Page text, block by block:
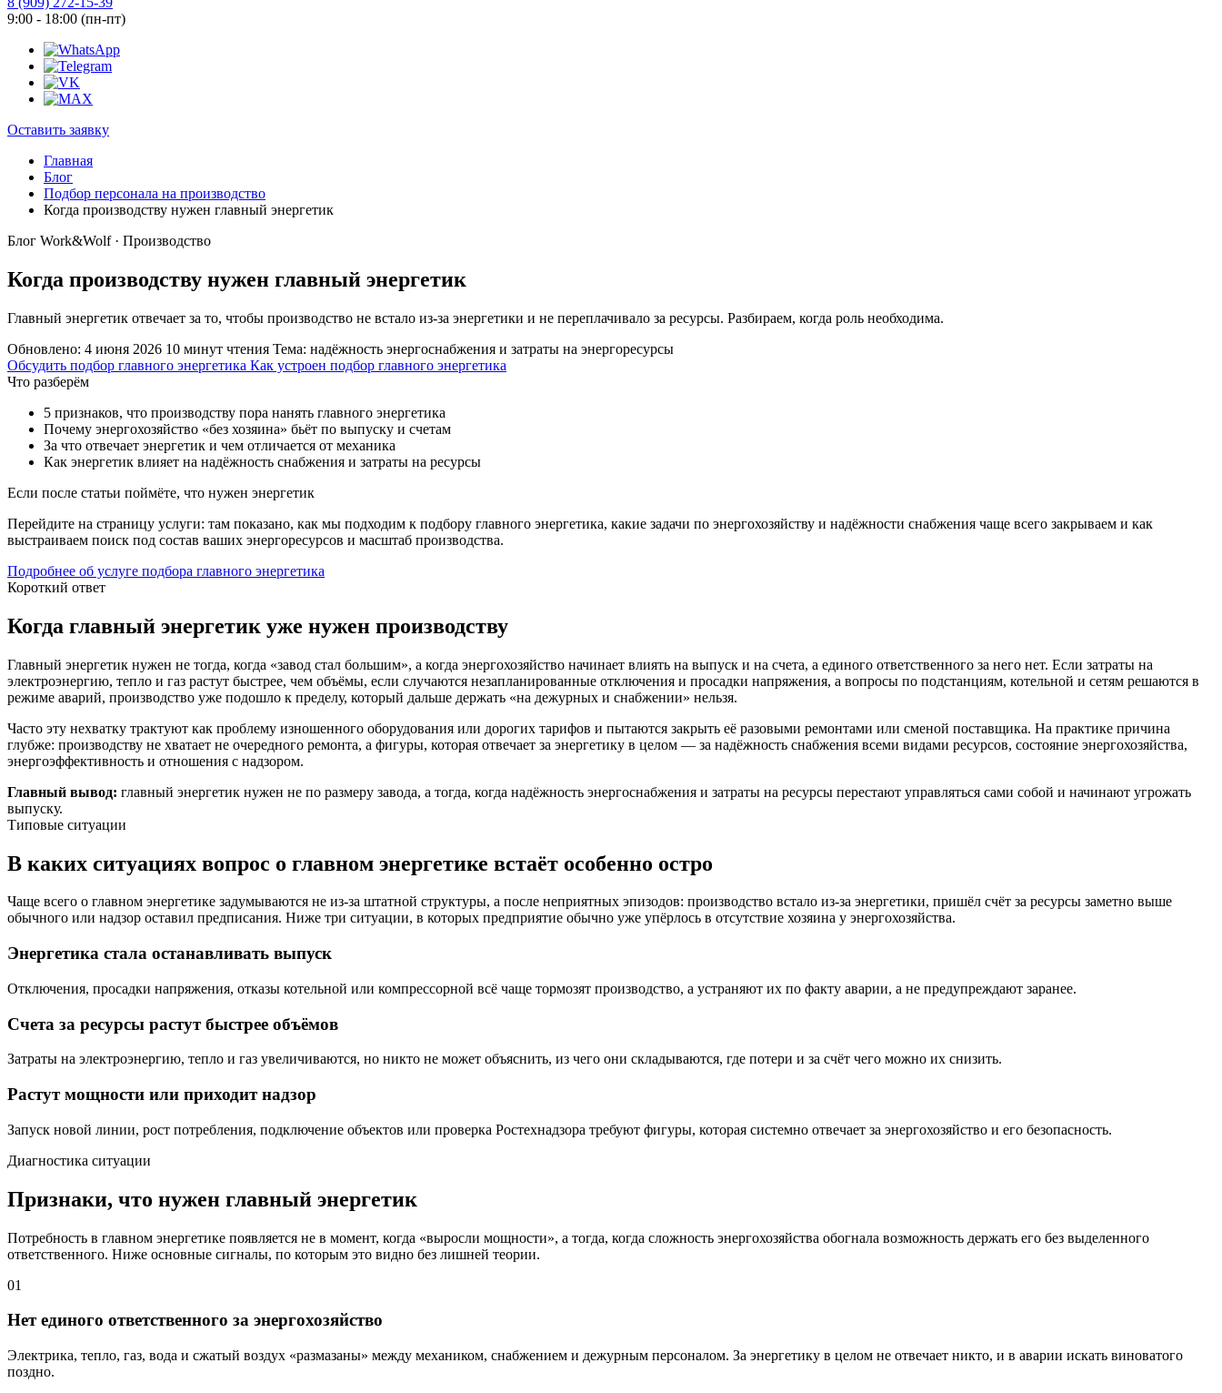
9:00 - 18:00 (пн-пт)
Оставить заявку
Главная
Блог
Подбор персонала на производство
Когда производству нужен главный энергетик
Блог Work&Wolf · Производство
Когда производству нужен главный энергетик
Главный энергетик отвечает за то, чтобы производство не встало из-за энергетики и не переплачивало за ресурсы. Разбираем, когда роль необходима.
Обновлено: 4 июня 2026 10 минут чтения Тема: надёжность энергоснабжения и затраты на энергоресурсы
Обсудить подбор главного энергетика Как устроен подбор главного энергетика
Что разберём
5 признаков, что производству пора нанять главного энергетика
Почему энергохозяйство «без хозяина» бьёт по выпуску и счетам
За что отвечает энергетик и чем отличается от механика
Как энергетик влияет на надёжность снабжения и затраты на ресурсы
Если после статьи поймёте, что нужен энергетик
Перейдите на страницу услуги: там показано, как мы подходим к подбору главного энергетика, какие задачи по энергохозяйству и надёжности снабжения чаще всего закрываем и как
выстраиваем поиск под состав ваших энергоресурсов и масштаб производства.
Подробнее об услуге подбора главного энергетика
Короткий ответ
Когда главный энергетик уже нужен производству
Главный энергетик нужен не тогда, когда «завод стал большим», а когда энергохозяйство начинает влиять на выпуск и на счета, а единого ответственного за него нет. Если затраты на
электроэнергию, тепло и газ растут быстрее, чем объёмы, если случаются незапланированные отключения и просадки напряжения, а вопросы по подстанциям, котельной и сетям решаются в
режиме аварий, производство уже подошло к пределу, который дальше держать «на дежурных и снабжении» нельзя.
Часто эту нехватку трактуют как проблему изношенного оборудования или дорогих тарифов и пытаются закрыть её разовыми ремонтами или сменой поставщика. На практике причина
глубже: производству не хватает не очередного ремонта, а фигуры, которая отвечает за энергетику в целом — за надёжность снабжения всеми видами ресурсов, состояние энергохозяйства,
энергоэффективность и отношения с надзором.
Главный вывод: главный энергетик нужен не по размеру завода, а тогда, когда надёжность энергоснабжения и затраты на ресурсы перестают управляться сами собой и начинают угрожать
выпуску.
Типовые ситуации
В каких ситуациях вопрос о главном энергетике встаёт особенно остро
Чаще всего о главном энергетике задумываются не из-за штатной структуры, а после неприятных эпизодов: производство встало из-за энергетики, пришёл счёт за ресурсы заметно выше
обычного или надзор оставил предписания. Ниже три ситуации, в которых предприятие обычно уже упёрлось в отсутствие хозяина у энергохозяйства.
Энергетика стала останавливать выпуск
Отключения, просадки напряжения, отказы котельной или компрессорной всё чаще тормозят производство, а устраняют их по факту аварии, а не предупреждают заранее.
Счета за ресурсы растут быстрее объёмов
Затраты на электроэнергию, тепло и газ увеличиваются, но никто не может объяснить, из чего они складываются, где потери и за счёт чего можно их снизить.
Растут мощности или приходит надзор
Запуск новой линии, рост потребления, подключение объектов или проверка Ростехнадзора требуют фигуры, которая системно отвечает за энергохозяйство и его безопасность.
Диагностика ситуации
Признаки, что нужен главный энергетик
Потребность в главном энергетике появляется не в момент, когда «выросли мощности», а тогда, когда сложность энергохозяйства обогнала возможность держать его без выделенного
ответственного. Ниже основные сигналы, по которым это видно без лишней теории.
01
Нет единого ответственного за энергохозяйство
Электрика, тепло, газ, вода и сжатый воздух «размазаны» между механиком, снабжением и дежурным персоналом. За энергетику в целом не отвечает никто, и в аварии искать виноватого
поздно.